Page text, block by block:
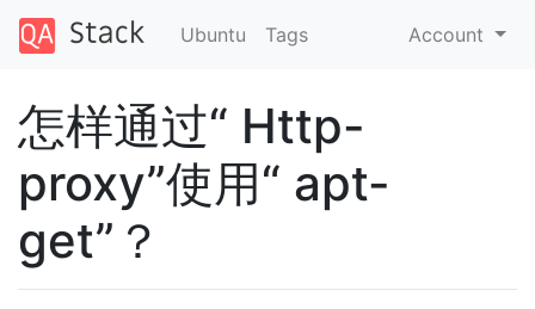
Ubuntu Tags Account
怎样通过“ Http-
proxy”使用“ apt-
get”？